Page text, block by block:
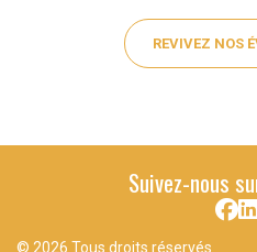
REVIVEZ NOS
Suivez-nous
© 2026 Tous droits réservés